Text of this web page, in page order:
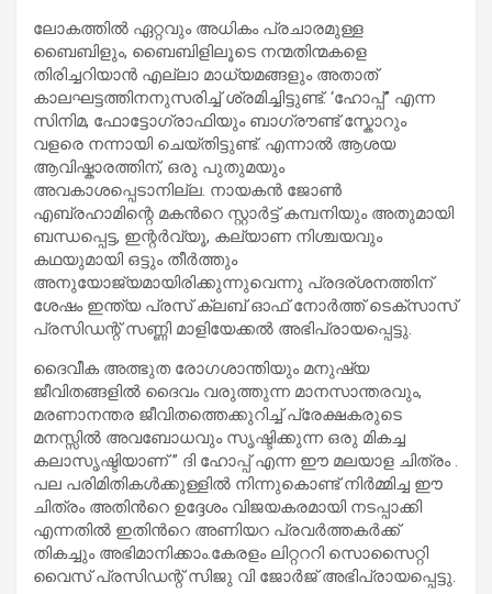
ലോകത്തിൽ ഏറ്റവും അധികം പ്രചാരമുള്ള
ബൈബിളും, ബൈബിളിലൂടെ നന്മതിന്മകളെ
തിരിച്ചറിയാൻ എല്ലാ മാധ്യമങ്ങളും അതാത്
കാലഘട്ടത്തിനനുസരിച്ച് ശ്രമിച്ചിട്ടുണ്ട്. ‘ഹോപ്പ്” എന്ന
സിനിമ, ഫോട്ടോഗ്രാഫിയും ബാഗ്രൗണ്ട് സ്കോറും
വളരെ നന്നായി ചെയ്തിട്ടുണ്ട്. എന്നാൽ ആശയ
ആവിഷ്കാരത്തിന്, ഒരു പുതുമയും
അവകാശപ്പെടാനില്ല. നായകൻ ജോൺ
എബ്രഹാമിന്റെ മകൻറെ സ്റ്റാർട്ട്‌ കമ്പനിയും അതുമായി
ബന്ധപ്പെട്ട, ഇന്റർവ്യൂ, കല്യാണ നിശ്ചയവും
കഥയുമായി ഒട്ടും തീർത്തും
അനുയോജ്യമായിരിക്കുന്നുവെന്നു പ്രദര്ശനത്തിന്
ശേഷം ഇന്ത്യ പ്രസ് ക്ലബ് ഓഫ് നോർത്ത് ടെക്സാസ്
പ്രസിഡന്റ് സണ്ണി മാളിയേക്കൽ അഭിപ്രായപ്പെട്ടു.
ദൈവീക അത്ഭുത രോഗശാന്തിയും മനുഷ്യ
ജീവിതങ്ങളിൽ ദൈവം വരുത്തുന്ന മാനസാന്തരവും,
മരണാനന്തര ജീവിതത്തെക്കുറിച്ച് പ്രേക്ഷകരുടെ
മനസ്സിൽ അവബോധവും സൃഷ്ടിക്കുന്ന ഒരു മികച്ച
കലാസൃഷ്ടിയാണ് ” ദി ഹോപ്പ് എന്ന ഈ മലയാള ചിത്രം .
പല പരിമിതികൾക്കുള്ളിൽ നിന്നുകൊണ്ട് നിർമ്മിച്ച ഈ
ചിത്രം അതിൻറെ ഉദ്ദേശം വിജയകരമായി നടപ്പാക്കി
എന്നതിൽ ഇതിൻറെ അണിയറ പ്രവർത്തകർക്ക്
തികച്ചും അഭിമാനിക്കാം.കേരളം ലിറ്റററി സൊസൈറ്റി
വൈസ് പ്രസിഡന്റ് സിജു വി ജോർജ് അഭിപ്രായപ്പെട്ടു.